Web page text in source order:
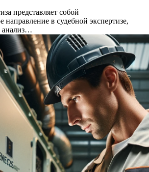
представляет собой
направление в судебной экспертизе,
анализ…